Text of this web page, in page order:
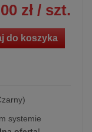
zł / szt.
do koszyka
systemie